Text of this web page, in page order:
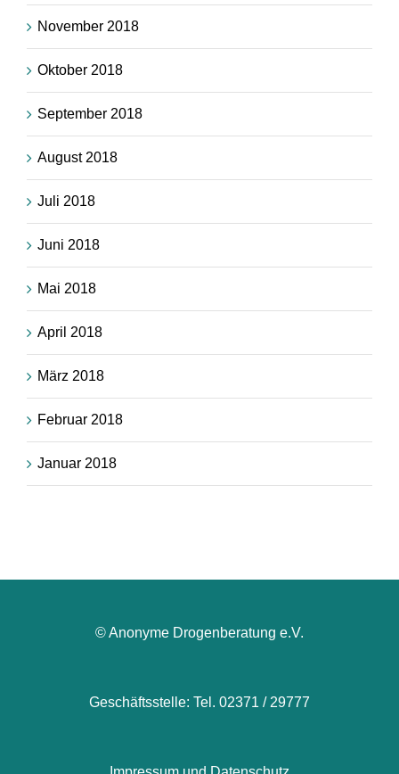
November 2018
Oktober 2018
September 2018
August 2018
Juli 2018
Juni 2018
Mai 2018
April 2018
März 2018
Februar 2018
Januar 2018
© Anonyme Drogenberatung e.V.
Geschäftsstelle: Tel. 02371 / 29777